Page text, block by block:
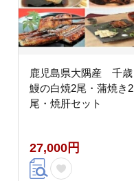
鹿児島県大隅産 千歳
鰻の白焼2尾・蒲焼き2
尾・焼肝セット
27,000円